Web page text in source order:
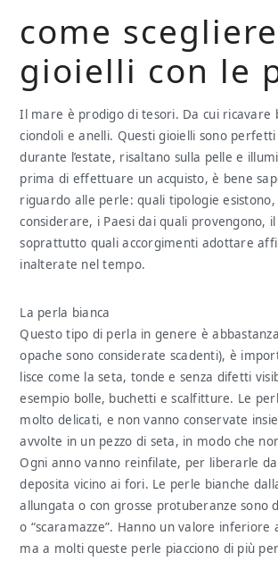
come
gioielli con le
Il mare è prodigo di tesori. Da cui ricavare
ciondoli e anelli. Questi gioielli sono
durante l’estate, risaltano sulla pelle e
prima di effettuare un acquisto, è bene
riguardo alle perle: quali tipologie esistono,
considerare, i Paesi dai quali provengono, il
soprattutto quali accorgimenti adottare
inalterate nel tempo.
La perla bianca
Questo tipo di perla in genere è
opache sono considerate scadenti), è
lisce come la seta, tonde e senza difetti
esempio bolle, buchetti e scalfitture. Le
molto delicati, e non vanno conservate
avvolte in un pezzo di seta, in modo che
Ogni anno vanno reinfilate, per liberarle
deposita vicino ai fori. Le perle bianche
allungata o con grosse protuberanze sono
o “scaramazze”. Hanno un valore inferiore
ma a molti queste perle piacciono di più